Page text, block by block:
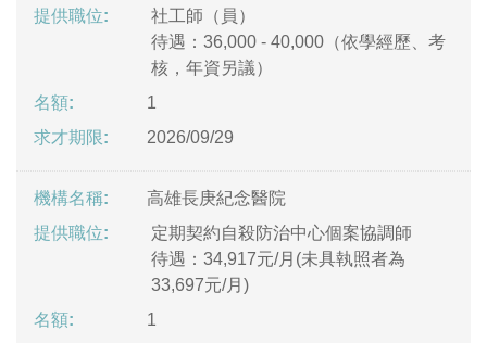
社工師（員）
待遇：36,000 - 40,000（依學經歷、考
核，年資另議）
1
2026/09/29
高雄長庚紀念醫院
定期契約自殺防治中心個案協調師
待遇：34,917元/月(未具執照者為
33,697元/月)
1